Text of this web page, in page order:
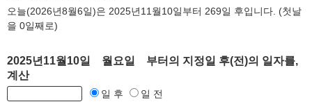
오늘(2026년8월6일)은 2025년11월10일부터 269일 후입니다. (첫날
을 0일째로)
2025년11월10일 월요일 부터의 지정일 후(전)의 일자를,
계산
일 후 일 전